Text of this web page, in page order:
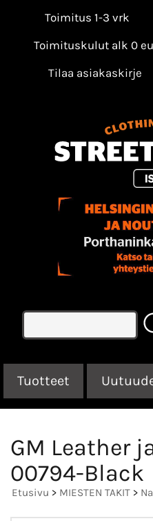
Toimitus 1-3 vrk
Toimituskulut alk 0
Tilaa asiakaskirje
Tuotteet
GM Leather
00794-Black
Etusivu > MIESTEN TAKIT >